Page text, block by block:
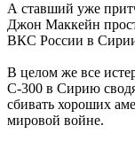
А ставший уже
Джон Маккейн
ВКС России в
В целом же все
С-300 в Сирию
сбивать хороших
мировой войне.